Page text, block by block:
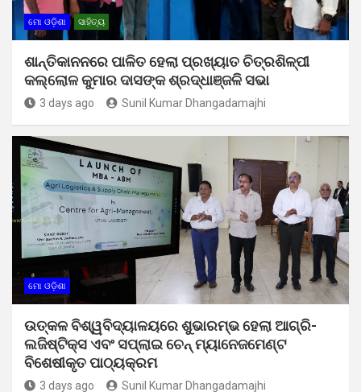
ମୋ ଓଡ଼ିଶା ସାହିତ୍ୟ
ଶାନ୍ତିକାନନରେ ପାଳିତ ହେଲା ପ୍ରଖ୍ୟାତ ଚିତ୍ରଶିଳ୍ପୀ
କଲ୍ଲୋଳ କୁମାର ଦାସଙ୍କ ଶ୍ରଦ୍ଧାଞ୍ଜଳି ସଭା
3 days ago Sunil Kumar Dhangadamajhi
ମୋ ଓଡ଼ିଶା
ଉତ୍କଳ ବିଶ୍ୱବିଦ୍ୟାଳୟରେ ଶୁଭାରମ୍ଭ ହେଲା ଆଗ୍ରି-
ଲଜିଷ୍ଟିକ୍ସ ଏବଂ ସପ୍ଲାଇ ଚେନ୍ ମ୍ୟାନେଜମେଣ୍ଟ
ବିଶେଷୀକୃତ ପାଠ୍ୟକ୍ରମ
3 days ago Sunil Kumar Dhangadamajhi